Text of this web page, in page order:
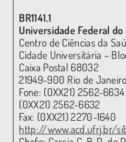
BR1141.1
Universidade Federal
Centro de Ciências da
Cidade Universitária –
Caixa Postal 68032
21949-900 Rio de
Fone: (0XX21) 2562-6634
(0XX21) 2562-6632
Fax: (0XX21) 2270-1640
http://www.acd.ufrj.br/